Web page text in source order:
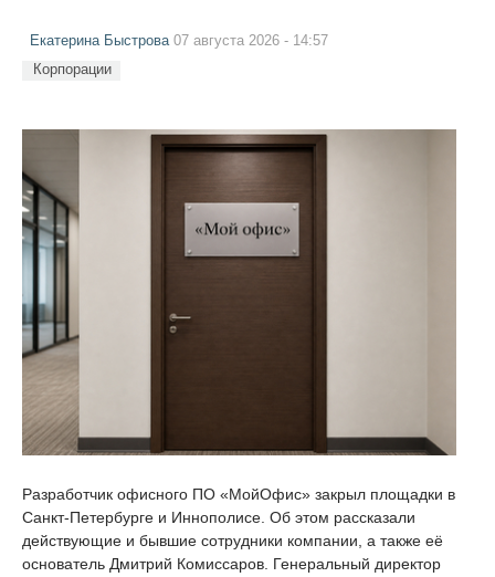
Екатерина Быстрова07 августа 2026 - 14:57
Корпорации
Разработчик офисного ПО «МойОфис» закрыл площадки в
Санкт-Петербурге и Иннополисе. Об этом рассказали
действующие и бывшие сотрудники компании, а также её
основатель Дмитрий Комиссаров. Генеральный директор